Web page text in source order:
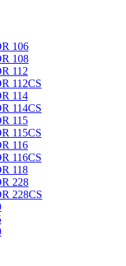
106
108
112
112CS
114
114CS
115
115CS
116
116CS
118
228
228CS